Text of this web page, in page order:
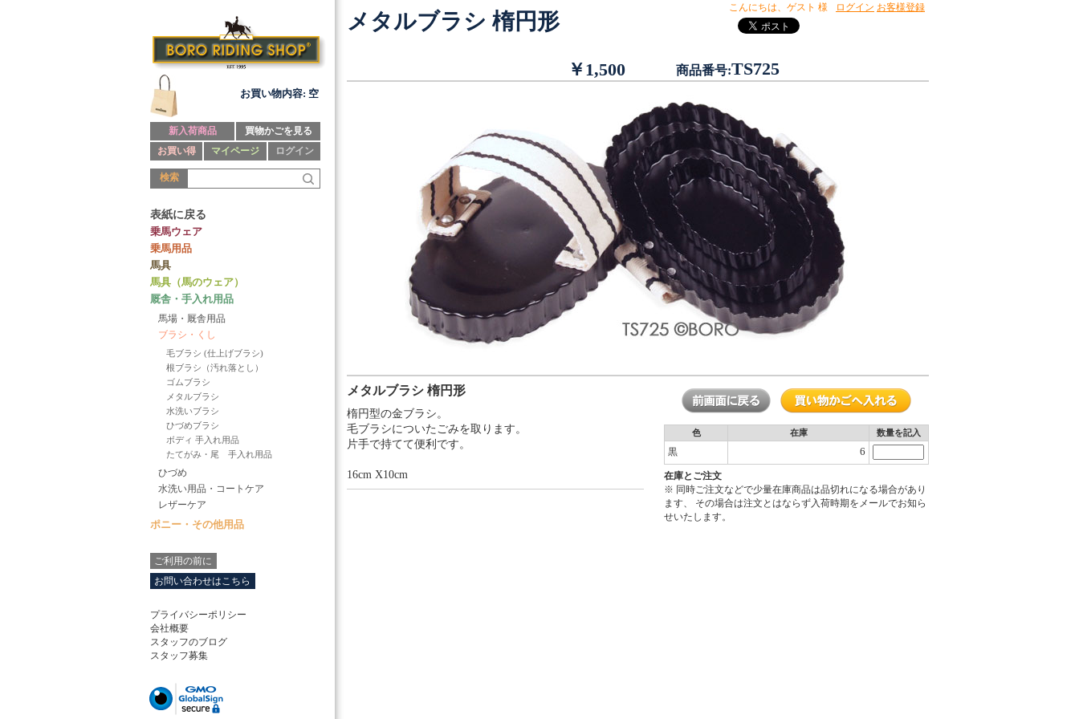
お買い物内容: 空
新入荷商品
買物かごを見る
お買い得
マイページ ログイン
検索
表紙に戻る
乗馬ウェア
乗馬用品
馬具
馬具（馬のウェア）
厩舎・手入れ用品
馬場・厩舎用品
ブラシ・くし
毛ブラシ (仕上げブラシ)
根ブラシ（汚れ落とし）
ゴムブラシ
メタルブラシ
水洗いブラシ
ひづめブラシ
ボディ 手入れ用品
たてがみ・尾 手入れ用品
ひづめ
水洗い用品・コートケア
レザーケア
ポニー・その他用品
ご利用の前に
お問い合わせはこちら
プライバシーポリシー
会社概要
スタッフのブログ
スタッフ募集
メタルブラシ 楕円形
￥1,500 商品番号:TS725
メタルブラシ 楕円形
楕円型の金ブラシ。
毛ブラシについたごみを取ります。
片手で持てて便利です。
16cm X10cm
色 在庫 数量を記入
黒 6
在庫とご注文
※ 同時ご注文などで少量在庫商品は品切れになる場合があり
ます、 その場合は注文とはならず入荷時期をメールでお知ら
せいたします。
こんにちは、 ゲスト 様 ログイン お客様登録